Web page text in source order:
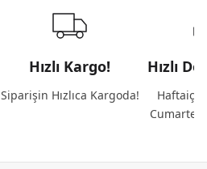
Hızlı Kargo!
Siparişin Hızlıca Kargoda!
Hızlı
Haftaiçi